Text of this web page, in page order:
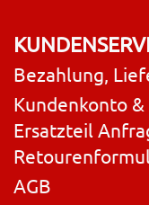
Bezahlung,
Kundenkonto &
Ersatzteil
AGB